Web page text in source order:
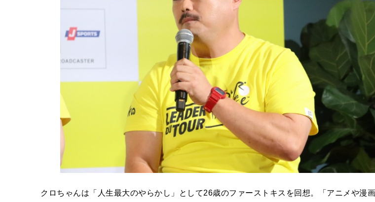
クロちゃんは「人生最大のやらかし」として26歳のファーストキスを回想。「アニメや漫